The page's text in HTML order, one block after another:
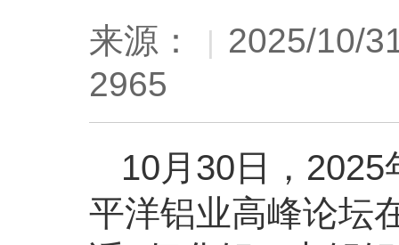
来源： | 2025/10/
2965
10月30日，
平洋铝业高峰论坛